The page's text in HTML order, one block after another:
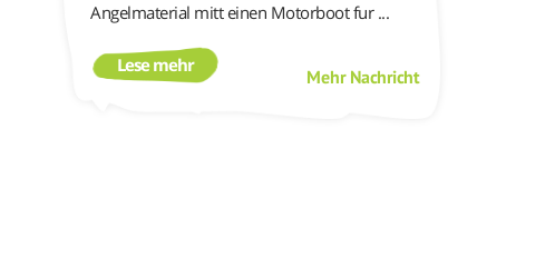
Angelmaterial mitt einen Motorboot fur ...
Lese mehr
Mehr Nachricht